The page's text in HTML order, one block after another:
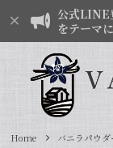
公式LINE
をテーマ
Home バニラパウダ